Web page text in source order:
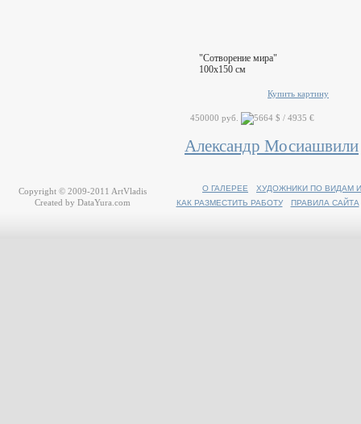
"Сотворение мира"
100x150 см
Купить картину
450000 руб.
Александр Мосиашвили
О ГАЛЕРЕЕ
ХУДОЖНИКИ ПО ВИДАМ
КАК РАЗМЕСТИТЬ РАБОТУ
ПРАВИЛА САЙТА
Copyright © 2009-2011 ArtVladis
Created by DataYura.com